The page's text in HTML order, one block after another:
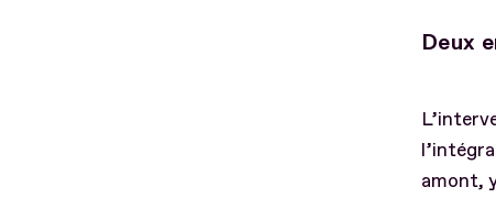
Deux
amont,